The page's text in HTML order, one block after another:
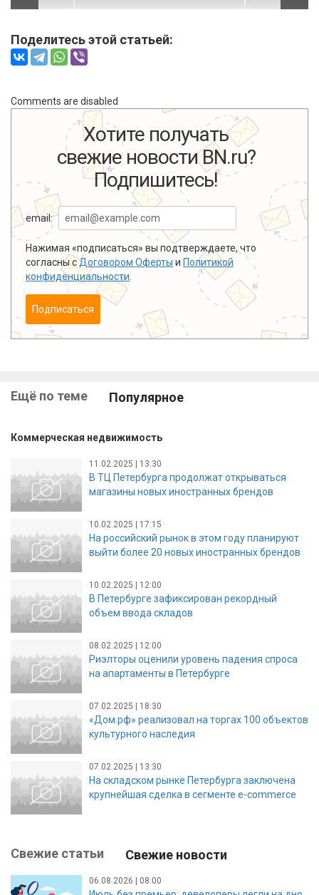
Поделитесь этой статьей:
Comments are disabled
Хотите получать
свежие новости BN.ru?
Подпишитесь!
email:
Нажимая «подписаться» вы подтверждаете, что
согласны сДоговором Оферты и Политикой
конфиденциальности
Подписаться
Ещё по теме Популярное
Коммерческая недвижимость
11.02.2025 | 13:30
В ТЦ Петербурга продолжат открываться
магазины новых иностранных брендов
10.02.2025 | 17:15
На российский рынок в этом году планируют
выйти более 20 новых иностранных брендов
10.02.2025 | 12:00
В Петербурге зафиксирован рекордный
объем ввода складов
08.02.2025 | 12:00
Риэлторы оценили уровень падения спроса
на апартаменты в Петербурге
07.02.2025 | 18:30
«Дом.рф» реализовал на торгах 100 объектов
культурного наследия
07.02.2025 | 13:30
На складском рынке Петербурга заключена
крупнейшая сделка в сегменте e-commerce
Свежие статьи Свежие новости
06.08.2026 | 08:00